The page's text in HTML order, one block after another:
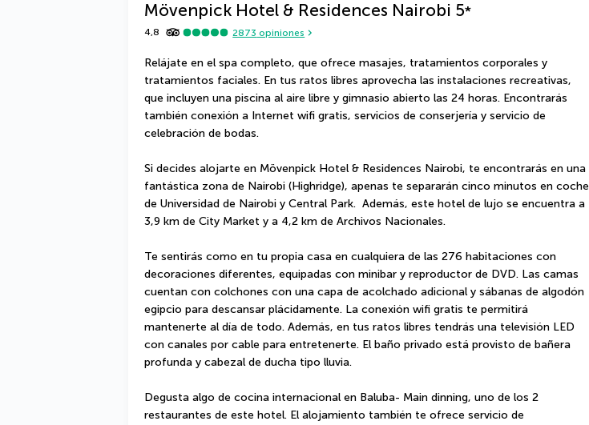
Mövenpick Hotel & Residences Nairobi 5*
4,8 2873 opiniones
Relájate en el spa completo, que ofrece masajes, tratamientos corporales y
tratamientos faciales. En tus ratos libres aprovecha las instalaciones recreativas,
que incluyen una piscina al aire libre y gimnasio abierto las 24 horas. Encontrarás
también conexión a Internet wifi gratis, servicios de conserjería y servicio de
celebración de bodas.
Si decides alojarte en Mövenpick Hotel & Residences Nairobi, te encontrarás en una
fantástica zona de Nairobi (Highridge), apenas te separarán cinco minutos en coche
de Universidad de Nairobi y Central Park.  Además, este hotel de lujo se encuentra a
3,9 km de City Market y a 4,2 km de Archivos Nacionales.
Te sentirás como en tu propia casa en cualquiera de las 276 habitaciones con
decoraciones diferentes, equipadas con minibar y reproductor de DVD. Las camas
cuentan con colchones con una capa de acolchado adicional y sábanas de algodón
egipcio para descansar plácidamente. La conexión wifi gratis te permitirá
mantenerte al día de todo. Además, en tus ratos libres tendrás una televisión LED
con canales por cable para entretenerte. El baño privado está provisto de bañera
profunda y cabezal de ducha tipo lluvia.
Degusta algo de cocina internacional en Baluba- Main dinning, uno de los 2
restaurantes de este hotel. El alojamiento también te ofrece servicio de